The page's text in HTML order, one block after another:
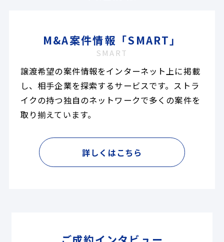
M&A案件情報「SMART」
SMART
譲渡希望の案件情報をインターネット上に掲載
し、相手企業を探索するサービスです。ストラ
イクの持つ独自のネットワークで多くの案件を
取り揃えています。
詳しくはこちら